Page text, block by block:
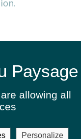
jardins ou espaces
jardins ou d'espaces
allowing all
Personalize